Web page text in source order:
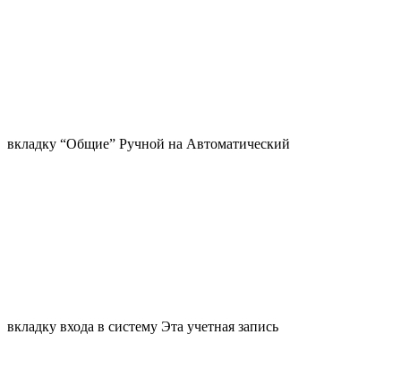
вкладку “Общие” Ручной на Автоматический
вкладку входа в систему Эта учетная запись